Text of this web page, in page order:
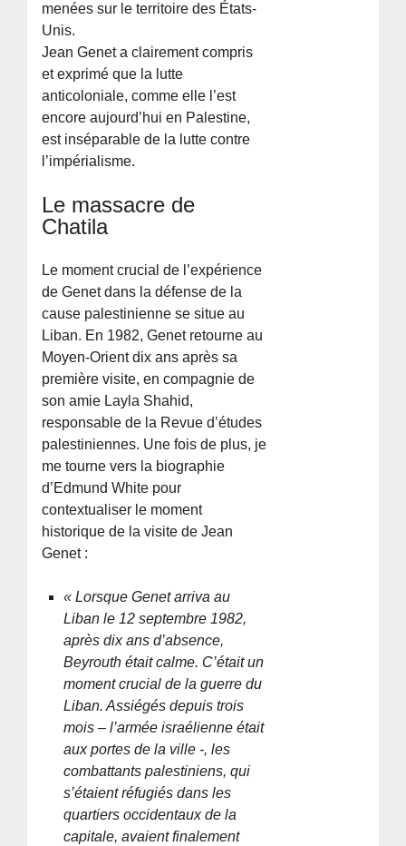
menées sur le territoire des États-
Unis.
Jean Genet a clairement compris
et exprimé que la lutte
anticoloniale, comme elle l’est
encore aujourd’hui en Palestine,
est inséparable de la lutte contre
l’impérialisme.
Le massacre de
Chatila
Le moment crucial de l’expérience
de Genet dans la défense de la
cause palestinienne se situe au
Liban. En 1982, Genet retourne au
Moyen-Orient dix ans après sa
première visite, en compagnie de
son amie Layla Shahid,
responsable de la Revue d’études
palestiniennes. Une fois de plus, je
me tourne vers la biographie
d’Edmund White pour
contextualiser le moment
historique de la visite de Jean
Genet :
« Lorsque Genet arriva au
Liban le 12 septembre 1982,
après dix ans d’absence,
Beyrouth était calme. C’était un
moment crucial de la guerre du
Liban. Assiégés depuis trois
mois – l’armée israélienne était
aux portes de la ville -, les
combattants palestiniens, qui
s’étaient réfugiés dans les
quartiers occidentaux de la
capitale, avaient finalement